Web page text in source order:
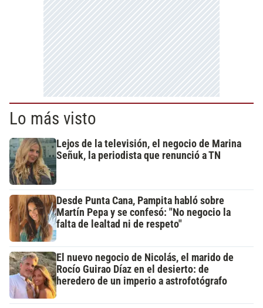
Lo más visto
Lejos de la televisión, el negocio de Marina
Señuk, la periodista que renunció a TN
Desde Punta Cana, Pampita habló sobre
Martín Pepa y se confesó: "No negocio la
falta de lealtad ni de respeto"
El nuevo negocio de Nicolás, el marido de
Rocío Guirao Díaz en el desierto: de
heredero de un imperio a astrofotógrafo